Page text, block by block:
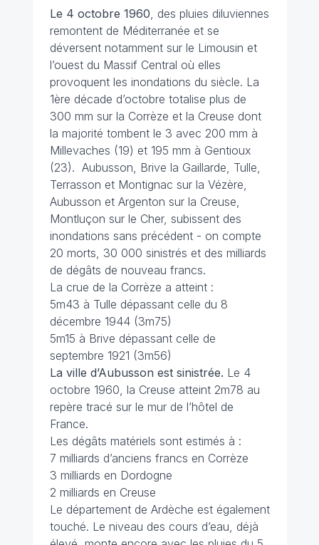
Le 4 octobre 1960 , des pluies diluviennes
remontent de Méditerranée et se
déversent notamment sur le Limousin et
l’ouest du Massif Central où elles
provoquent les inondations du siècle. La
1ère décade d’octobre totalise plus de
300 mm sur la Corrèze et la Creuse dont
la majorité tombent le 3 avec 200 mm à
Millevaches (19) et 195 mm à Gentioux
(23). Aubusson, Brive la Gaillarde, Tulle,
Terrasson et Montignac sur la Vézère,
Aubusson et Argenton sur la Creuse,
Montluçon sur le Cher, subissent des
inondations sans précédent - on compte
20 morts, 30 000 sinistrés et des milliards
de dégâts de nouveau francs.
La crue de la Corrèze a atteint :
5m43 à Tulle dépassant celle du 8
décembre 1944 (3m75)
5m15 à Brive dépassant celle de
septembre 1921 (3m56)
La ville d’Aubusson est sinistrée. Le 4
octobre 1960, la Creuse atteint 2m78 au
repère tracé sur le mur de l’hôtel de
France.
Les dégâts matériels sont estimés à :
7 milliards d’anciens francs en Corrèze
3 milliards en Dordogne
2 milliards en Creuse
Le département de Ardèche est également
touché. Le niveau des cours d’eau, déjà